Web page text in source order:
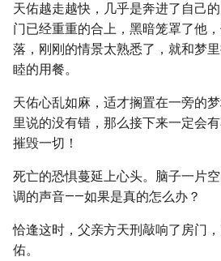
天佑越走越快，几乎是奔进了自己
门已经重重的合上，黑暗笼罩了他
落，刚刚的情景太熟悉了，就和梦
睦的用餐。
天佑心乱如麻，适才搁置在一旁的
里说的没有错，那么接下来一定会
摧毁一切！
死亡的恐惧蔓延上心头。脑子一片
调的声音——如果是真的怎么办？
恰逢这时，父亲方天刑敲响了房门
佑。